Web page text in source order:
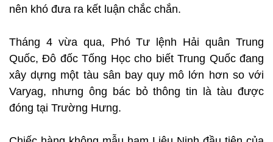
nên khó đưa ra kết luận chắc chắn.
Tháng 4 vừa qua, Phó Tư lệnh Hải quân Trung
Quốc, Đô đốc Tống Học cho biết Trung Quốc đang
xây dựng một tàu sân bay quy mô lớn hơn so với
Varyag, nhưng ông bác bỏ thông tin là tàu được
đóng tại Trường Hưng.